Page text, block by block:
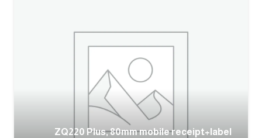
ZQ220 Plus, 80mm mobile receipt+label